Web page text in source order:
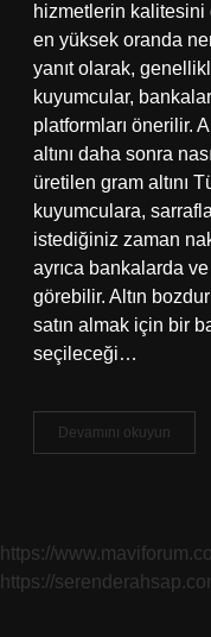
hizmetlerin kalitesini
en yüksek oranda
yanıt olarak,
kuyumcular,
platformları önerilir.
altını daha sonra
üretilen gram altını
kuyumculara,
istediğiniz zaman
ayrıca bankalarda
görebilir. Altın
satın almak için bir
seçileceği…
Devamını okuyun
Takı
https://
https://